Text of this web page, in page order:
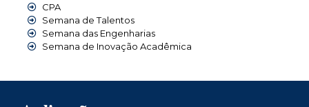
CPA
Semana de Talentos
Semana das Engenharias
Semana de Inovação Acadêmica